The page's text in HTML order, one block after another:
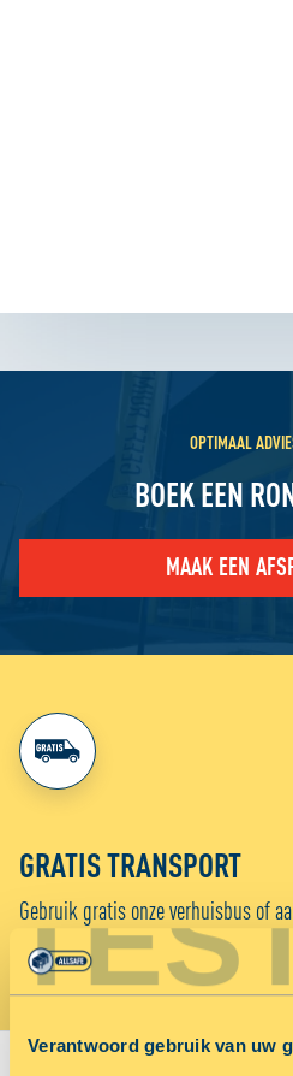
Verantwoord gebruik van uw
OPTIMAAL
BOEK EEN
MAAK EEN
GRATIS TRANSPORT
Gebruik gratis onze verhuisbus of
het vervoer van je spullen naar